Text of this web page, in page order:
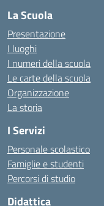
La Scuola
Presentazione
I luoghi
I numeri della scuola
Le carte della scuola
Organizzazione
La storia
I Servizi
Personale scolastico
Famiglie e studenti
Percorsi di studio
Didattica